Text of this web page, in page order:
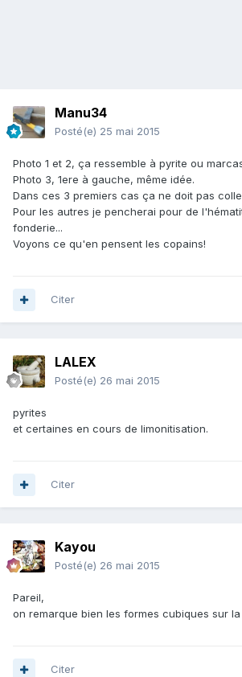
Manu34
Posté(e) 25 mai 2015
Photo 1 et 2, ça ressemble à pyrite ou
Photo 3, 1ere à gauche, même idée.
Dans ces 3 premiers cas ça ne doit pas
Pour les autres je pencherai pour de
fonderie...
Voyons ce qu'en pensent les copains!
Citer
LALEX
Posté(e) 26 mai 2015
pyrites
et certaines en cours de limonitisation.
Citer
Kayou
Posté(e) 26 mai 2015
Pareil,
on remarque bien les formes cubiques sur la
Citer